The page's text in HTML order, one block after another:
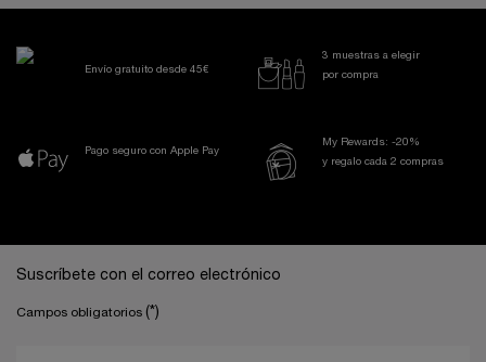
Envío gratuito desde 45€
3 muestras a elegir
por compra
Pago seguro con Apple Pay
My Rewards: -20%
y regalo cada 2 compras
Suscríbete con el correo electrónico
Campos obligatorios (*)